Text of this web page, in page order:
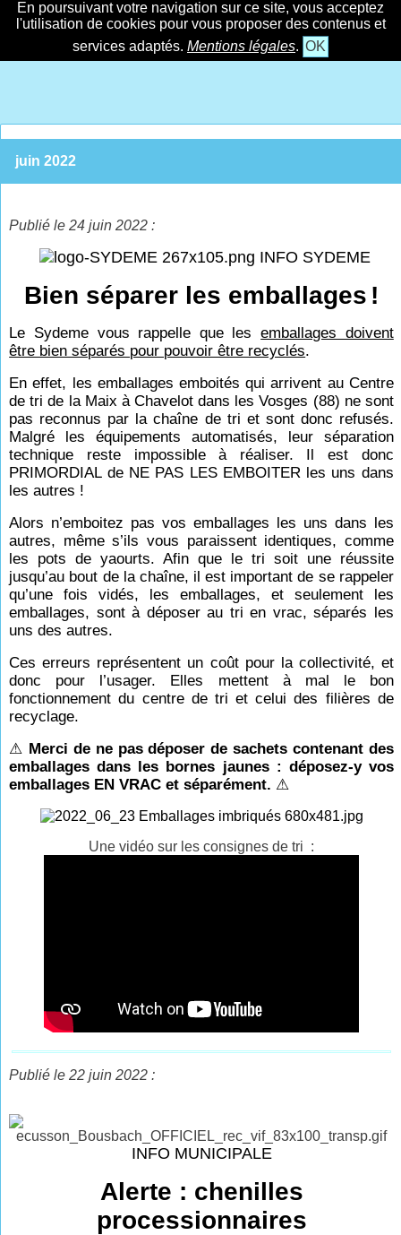
En poursuivant votre navigation sur ce site, vous acceptez
l'utilisation de cookies pour vous proposer des contenus et
services adaptés. Mentions légales. OK
juin 2022
Publié le 24 juin 2022 :
INFO SYDEME
Bien séparer les emballages !
Le Sydeme vous rappelle que lesemballages doivent
être bien séparés pour pouvoir être recyclés.
En effet, les emballages emboités qui arrivent au Centre
de tri de la Maix à Chavelot dans les Vosges (88) ne sont
pas reconnus par la chaîne de tri et sont donc refusés.
Malgré les équipements automatisés, leur séparation
technique reste impossible à réaliser. Il est donc
PRIMORDIAL de NE PAS LES EMBOITER les uns dans
les autres !
Alors n’emboitez pas vos emballages les uns dans les
autres, même s’ils vous paraissent identiques, comme
les pots de yaourts. Afin que le tri soit une réussite
jusqu’au bout de la chaîne, il est important de se rappeler
qu’une fois vidés, les emballages, et seulement les
emballages, sont à déposer au tri en vrac, séparés les
uns des autres.
Ces erreurs représentent un coût pour la collectivité, et
donc pour l’usager. Elles mettent à mal le bon
fonctionnement du centre de tri et celui des filières de
recyclage.
⚠ Merci de ne pas déposer de sachets contenant des
emballages dans les bornes jaunes : déposez-y vos
emballages EN VRAC et séparément. ⚠
Une vidéo sur les consignes de tri :
Publié le 22 juin 2022 :
INFO MUNICIPALE
Alerte : chenilles
processionnaires